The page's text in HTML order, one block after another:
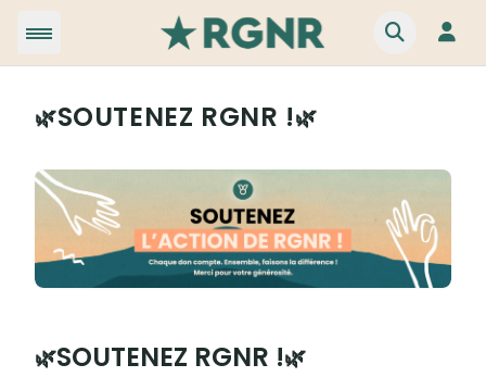
🌿SOUTENEZ RGNR !🌿
🌿SOUTENEZ RGNR !🌿